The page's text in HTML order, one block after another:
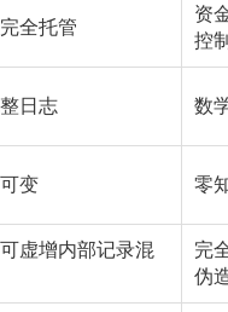
全托管
资
控
日志 数
变 零
虚增内部记录混
完
伪